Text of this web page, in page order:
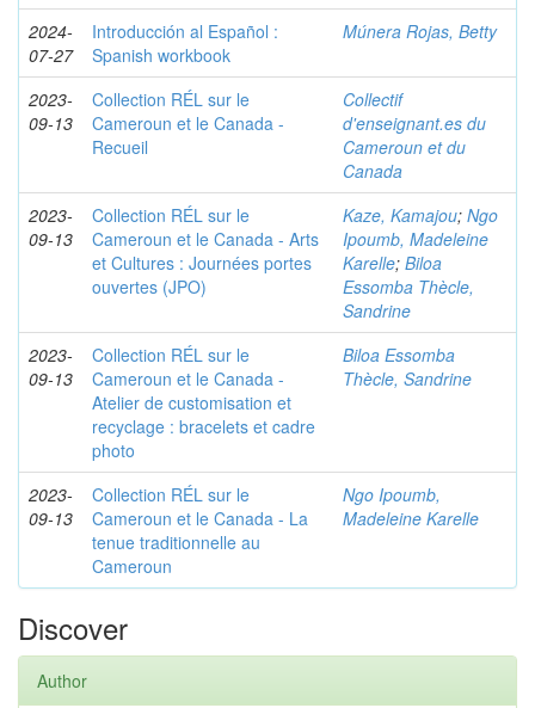
2024-
07-27
Introducción al Español :
Spanish workbook
Múnera Rojas, Betty
2023-
09-13
Collection RÉL sur le
Cameroun et le Canada -
Recueil
Collectif
d'enseignant.es du
Cameroun et du
Canada
2023-
09-13
Collection RÉL sur le
Cameroun et le Canada - Arts
et Cultures : Journées portes
ouvertes (JPO)
Kaze, Kamajou; Ngo
Ipoumb, Madeleine
Karelle; Biloa
Essomba Thècle,
Sandrine
2023-
09-13
Collection RÉL sur le
Cameroun et le Canada -
Atelier de customisation et
recyclage : bracelets et cadre
photo
Biloa Essomba
Thècle, Sandrine
2023-
09-13
Collection RÉL sur le
Cameroun et le Canada - La
tenue traditionnelle au
Cameroun
Ngo Ipoumb,
Madeleine Karelle
Discover
Author